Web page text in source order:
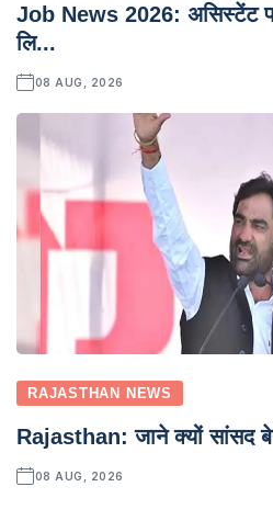
Job News 2026: असिस्टेंट
लि...
08 AUG, 2026
RAJASTHAN NEWS
Rajasthan: जाने क्यों सांसद
08 AUG, 2026